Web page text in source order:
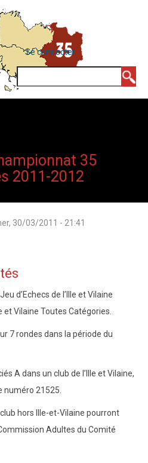
MENU
DU
COMPTE
DE
Se connecter
35
2011-2012
30/03/2011 - 21:41
d’Echecs de l’Ille et Vilaine
et Vilaine Toutes Catégories.
7 rondes dans la période du
A dans un club de l’Ille et Vilaine,
numéro 21525.
hors Ille-et-Vilaine pourront
Adultes du Comité